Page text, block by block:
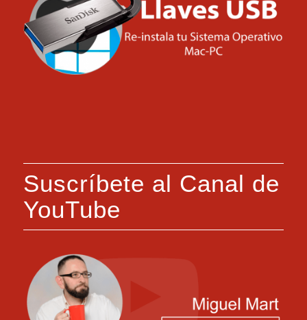
Suscríbete al Canal de
YouTube